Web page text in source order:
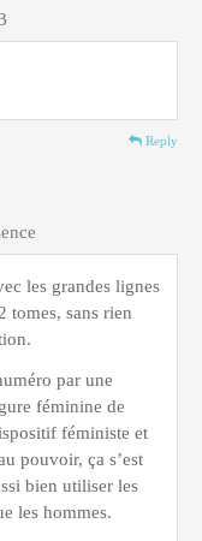
Reply
les grandes lignes
tomes, sans rien
par une
féminine de
féministe et
pouvoir, ça s’est
bien utiliser les
les hommes.